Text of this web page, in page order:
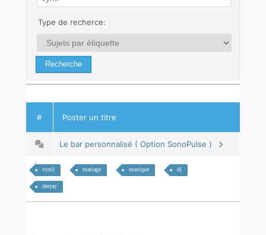
Type de recherce:
# Poster un titre
Le bar personnalisé ( Option SonoPulse )
vynil mariage musique dj
deejay